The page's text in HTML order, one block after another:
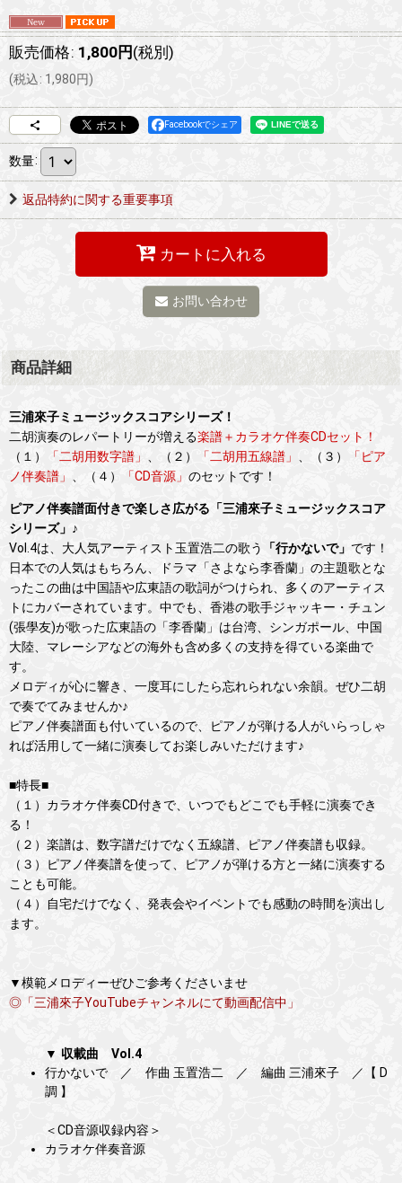
販売価格: 1,800円(税別)
(税込: 1,980円)
Facebookでシェア
数量:
返品特約に関する重要事項
カートに入れる
お問い合わせ
商品詳細
三浦來子ミュージックスコアシリーズ！
二胡演奏のレパートリーが増える楽譜＋カラオケ伴奏CDセット！
（１）
「二胡用数字譜」 、（２） 「二胡用五線譜」 、（３）
「ピア
ノ伴奏譜」
、（４） 「CD音源」 のセットです！
ピアノ伴奏譜面付きで楽しさ広がる「三浦來子ミュージックスコア
シリーズ」♪
Vol.4は、大人気アーティスト玉置浩二の歌う
「行かないで」 です！
日本での人気はもちろん、ドラマ「さよなら李香蘭」の主題歌とな
ったこの曲は中国語や広東語の歌詞がつけられ、多くのアーティス
トにカバーされています。中でも、香港の歌手ジャッキー・チュン
(張學友)が歌った広東語の「李香蘭」は台湾、シンガポール、中国
大陸、マレーシアなどの海外も含め多くの支持を得ている楽曲で
す。
メロディが心に響き、一度耳にしたら忘れられない余韻。ぜひ二胡
で奏でてみませんか♪
ピアノ伴奏譜面も付いているので、ピアノが弾ける人がいらっしゃ
れば活用して一緒に演奏してお楽しみいただけます♪
■特長■
（１）カラオケ伴奏CD付きで、いつでもどこでも手軽に演奏でき
る！
（２）楽譜は、数字譜だけでなく五線譜、ピアノ伴奏譜も収録。
（３）ピアノ伴奏譜を使って、ピアノが弾ける方と一緒に演奏する
ことも可能。
（４）自宅だけでなく、発表会やイベントでも感動の時間を演出し
ます。
▼模範メロディーぜひご参考くださいませ
◎「三浦來子YouTubeチャンネルにて動画配信中」
▼ 収載曲 Vol.4
行かないで ／ 作曲 玉置浩二 ／ 編曲 三浦來子 ／【 D
調 】
＜CD音源収録内容＞
カラオケ伴奏音源